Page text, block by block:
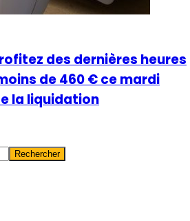
des dernières heures
de 460 € ce mardi
la liquidation